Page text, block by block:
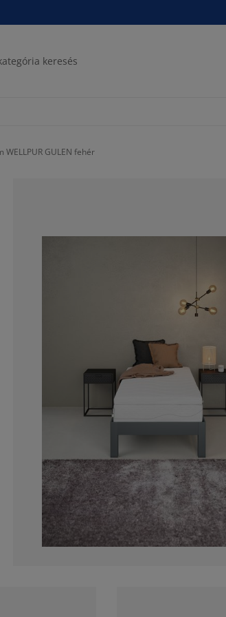
WELLPUR GULEN fehér